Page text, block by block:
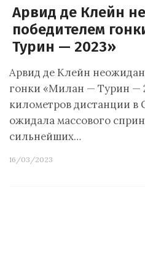
Арвид де Клейн
победителем
Турин — 2023»
Арвид де Клейн
гонки «Милан — Турин —
километров дистанции в
ожидала массового
сильнейших…
16/03/2023